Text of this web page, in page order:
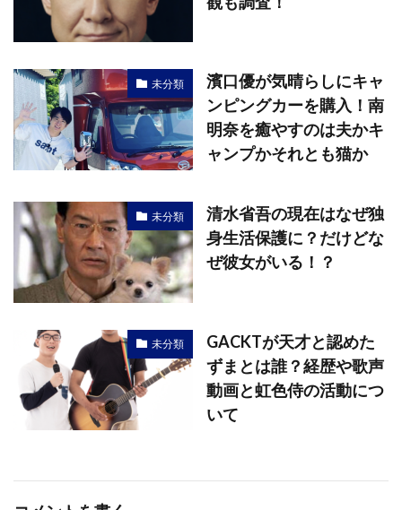
未分類
濱口優が気晴らしにキャ
ンピングカーを購入！南
明奈を癒やすのは夫かキ
ャンプかそれとも猫か
未分類
清水省吾の現在はなぜ独
身生活保護に？だけどな
ぜ彼女がいる！？
未分類
GACKTが天才と認めた
ずまとは誰？経歴や歌声
動画と虹色侍の活動につ
いて